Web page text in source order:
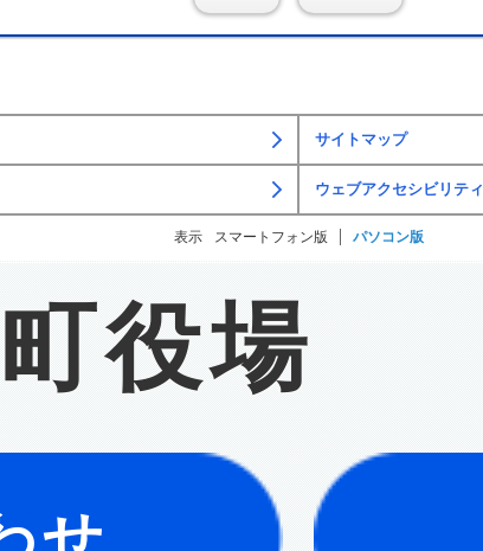
サイトマップ
ウェブアクセシビリティ
表示 スマートフォン版 パソコン版
役場
せ